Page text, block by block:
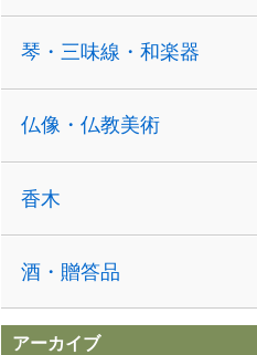
琴・三味線・和楽器
仏像・仏教美術
香木
酒・贈答品
アーカイブ